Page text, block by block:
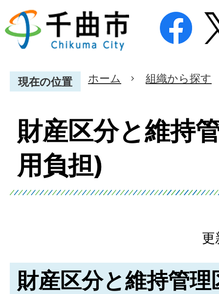
現在の位置 ホーム 組織から探す
財産区分と維持
用負担)
更
財産区分と維持管